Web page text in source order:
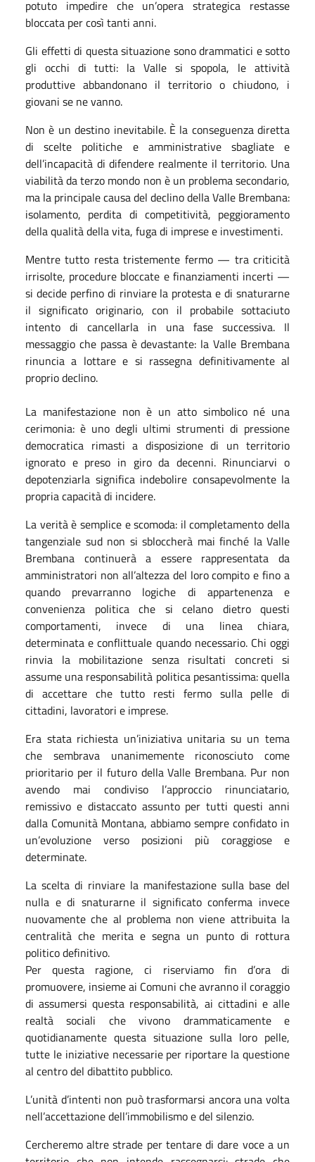
potuto impedire che un’opera strategica restasse
bloccata per così tanti anni.
Gli effetti di questa situazione sono drammatici e sotto
gli occhi di tutti: la Valle si spopola, le attività
produttive abbandonano il territorio o chiudono, i
giovani se ne vanno.
Non è un destino inevitabile. È la conseguenza diretta
di scelte politiche e amministrative sbagliate e
dell’incapacità di difendere realmente il territorio. Una
viabilità da terzo mondo non è un problema secondario,
ma la principale causa del declino della Valle Brembana:
isolamento, perdita di competitività, peggioramento
della qualità della vita, fuga di imprese e investimenti.
Mentre tutto resta tristemente fermo — tra criticità
irrisolte, procedure bloccate e finanziamenti incerti —
si decide perfino di rinviare la protesta e di snaturarne
il significato originario, con il probabile sottaciuto
intento di cancellarla in una fase successiva. Il
messaggio che passa è devastante: la Valle Brembana
rinuncia a lottare e si rassegna definitivamente al
proprio declino.
La manifestazione non è un atto simbolico né una
cerimonia: è uno degli ultimi strumenti di pressione
democratica rimasti a disposizione di un territorio
ignorato e preso in giro da decenni. Rinunciarvi o
depotenziarla significa indebolire consapevolmente la
propria capacità di incidere.
La verità è semplice e scomoda: il completamento della
tangenziale sud non si sbloccherà mai finché la Valle
Brembana continuerà a essere rappresentata da
amministratori non all’altezza del loro compito e fino a
quando prevarranno logiche di appartenenza e
convenienza politica che si celano dietro questi
comportamenti, invece di una linea chiara,
determinata e conflittuale quando necessario. Chi oggi
rinvia la mobilitazione senza risultati concreti si
assume una responsabilità politica pesantissima: quella
di accettare che tutto resti fermo sulla pelle di
cittadini, lavoratori e imprese.
Era stata richiesta un’iniziativa unitaria su un tema
che sembrava unanimemente riconosciuto come
prioritario per il futuro della Valle Brembana. Pur non
avendo mai condiviso l’approccio rinunciatario,
remissivo e distaccato assunto per tutti questi anni
dalla Comunità Montana, abbiamo sempre confidato in
un’evoluzione verso posizioni più coraggiose e
determinate.
La scelta di rinviare la manifestazione sulla base del
nulla e di snaturarne il significato conferma invece
nuovamente che al problema non viene attribuita la
centralità che merita e segna un punto di rottura
politico definitivo.
Per questa ragione, ci riserviamo fin d’ora di
promuovere, insieme ai Comuni che avranno il coraggio
di assumersi questa responsabilità, ai cittadini e alle
realtà sociali che vivono drammaticamente e
quotidianamente questa situazione sulla loro pelle,
tutte le iniziative necessarie per riportare la questione
al centro del dibattito pubblico.
L’unità d’intenti non può trasformarsi ancora una volta
nell’accettazione dell’immobilismo e del silenzio.
Cercheremo altre strade per tentare di dare voce a un